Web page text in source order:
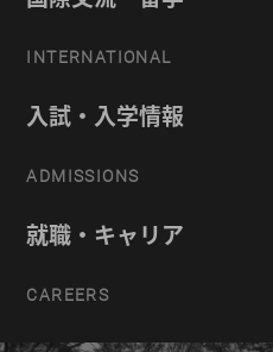
INTERNATIONAL
入試・入学情報
ADMISSIONS
就職・キャリア
CAREERS